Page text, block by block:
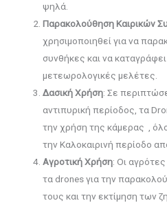
ψηλά.
Παρακολούθηση Καιρικών
χρησιμοποιηθεί για να
συνθήκες και να
μετεωρολογικές μελέτες.
Δασική Χρήση: Σε
αντιπυρική περίοδος, τα
την χρήση της κάμερας ,
την Καλοκαιρινή περίοδο
Αγροτική Χρήση: Οι
τα drones για την
τους και την εκτίμηση των